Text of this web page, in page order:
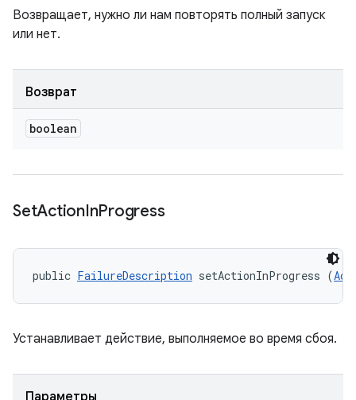
Возвращает, нужно ли нам повторять полный запуск
или нет.
Возврат
boolean
SetActionInProgress
public FailureDescription setActionInProgress (
Устанавливает действие, выполняемое во время сбоя.
Параметры